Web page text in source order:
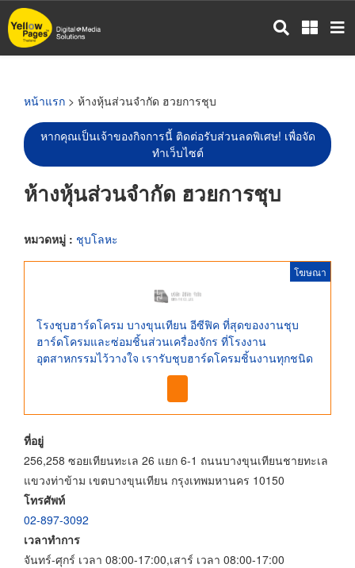
ข้าม
ไป
หน้าแรก > ห้างหุ้นส่วนจำกัด ฮวยการชุบ
หากคุณเป็นเจ้าของกิจการนี้ ติดต่อรับส่วนลดพิเศษ! เพื่อจัด
ทำเว็บไซต์
ห้างหุ้นส่วนจำกัด ฮวยการชุบ
หมวดหมู่ : ชุบโลหะ
โฆษณา
โรงชุบฮาร์ดโครม บางขุนเทียน อีซีฟิค ที่สุดของงานชุบ
ฮาร์ดโครมและซ่อมชิ้นส่วนเครื่องจักร ที่โรงงาน
อุตสาหกรรมไว้วางใจ เรารับชุบฮาร์ดโครมชิ้นงานทุกชนิด
ที่อยู่
256,258 ซอยเทียนทะเล 26 แยก 6-1 ถนนบางขุนเทียนชายทะเล
แขวงท่าข้าม เขตบางขุนเทียน กรุงเทพมหานคร 10150
โทรศัพท์
02-897-3092
เวลาทำการ
จันทร์-ศุกร์ เวลา 08:00-17:00,เสาร์ เวลา 08:00-17:00